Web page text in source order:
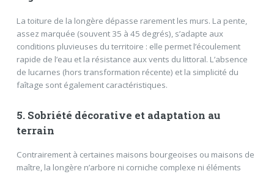
La toiture de la longère dépasse rarement les murs. La pente,
assez marquée (souvent 35 à 45 degrés), s’adapte aux
conditions pluvieuses du territoire : elle permet l’écoulement
rapide de l’eau et la résistance aux vents du littoral. L’absence
de lucarnes (hors transformation récente) et la simplicité du
faîtage sont également caractéristiques.
5. Sobriété décorative et adaptation au
terrain
Contrairement à certaines maisons bourgeoises ou maisons de
maître, la longère n’arbore ni corniche complexe ni éléments